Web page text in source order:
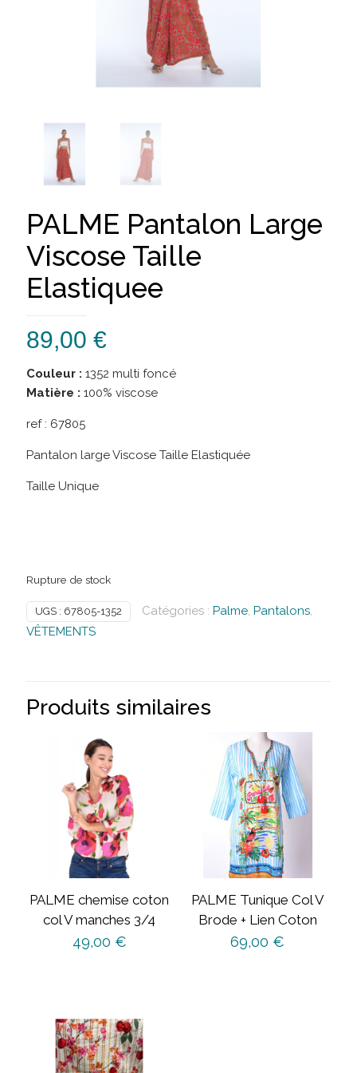
PALME Pantalon Large
Viscose Taille
Elastiquee
89,00 €
Couleur : 1352 multi foncé
Matière : 100% viscose
ref : 67805
Pantalon large Viscose Taille Elastiquée
Taille Unique
Rupture de stock
UGS : 67805-1352 Catégories : Palme Pantalons
VÊTEMENTS
Produits similaires
PALME chemise coton
col V manches 3/4
49,00 €
plusieurs
variations.
Les
PALME Tunique Col V
Brode + Lien Coton
69,00 €